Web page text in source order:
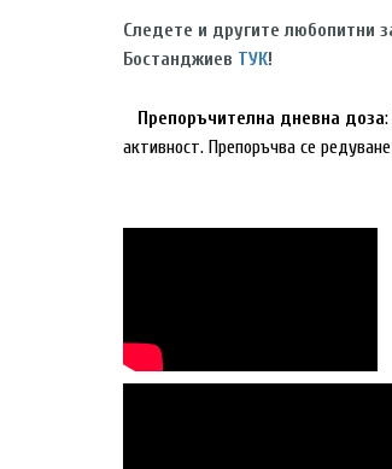
Следете и другите любопитни
Бостанджиев ТУК!
Препоръчителна дневна доза
активност. Препоръчва се